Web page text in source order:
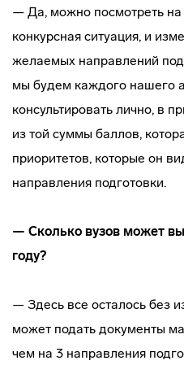
— Да, можно посмотреть на
конкурсная ситуация, и
желаемых направлений
мы будем каждого нашего
консультировать лично, в
из той суммы баллов,
приоритетов, которые он
направления подготовки.
— Сколько вузов может
году?
— Здесь все осталось без
может подать документы
чем на 3 направления